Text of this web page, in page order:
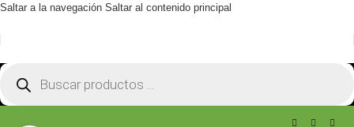
Saltar a la navegación Saltar al contenido principal